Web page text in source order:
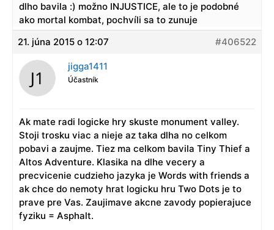
dlho bavila :) možno INJUSTICE, ale to je podobné
ako mortal kombat, pochvíli sa to zunuje
21. júna 2015 o 12:07
#406522
jigga1411
Účastník
Ak mate radi logicke hry skuste monument valley.
Stoji trosku viac a nieje az taka dlha no celkom
pobavi a zaujme. Tiez ma celkom bavila Tiny Thief a
Altos Adventure. Klasika na dlhe vecery a
precvicenie cudzieho jazyka je Words with friends a
ak chce do nemoty hrat logicku hru Two Dots je to
prave pre Vas. Zaujimave akcne zavody popierajuce
fyziku = Asphalt.